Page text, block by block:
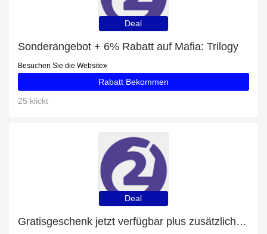
Deal
Sonderangebot + 6% Rabatt auf Mafia: Trilogy
Besuchen Sie die Website
Rabatt Bekommen
25 klickt
Deal
Gratisgeschenk jetzt verfügbar plus zusätzliche 86-Angebote